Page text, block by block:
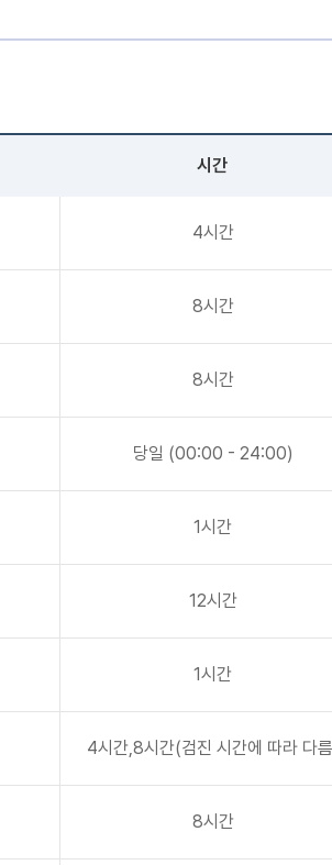
시간
4시간
8시간
8시간
당일 (00:00 - 24:00)
1시간
12시간
1시간
4시간,8시간(검진 시간에 따라 다
8시간